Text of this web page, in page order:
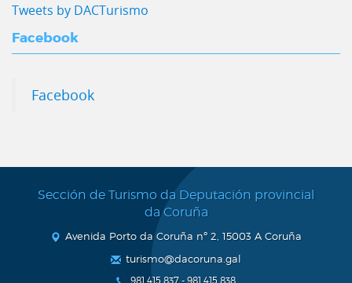
Tweets by DACTurismo
Facebook
Facebook
Sección de Turismo da Deputación provincial
da Coruña
Avenida Porto da Coruña nº 2, 15003 A Coruña
turismo@dacoruna.gal
981 415 837 - 981 415 838